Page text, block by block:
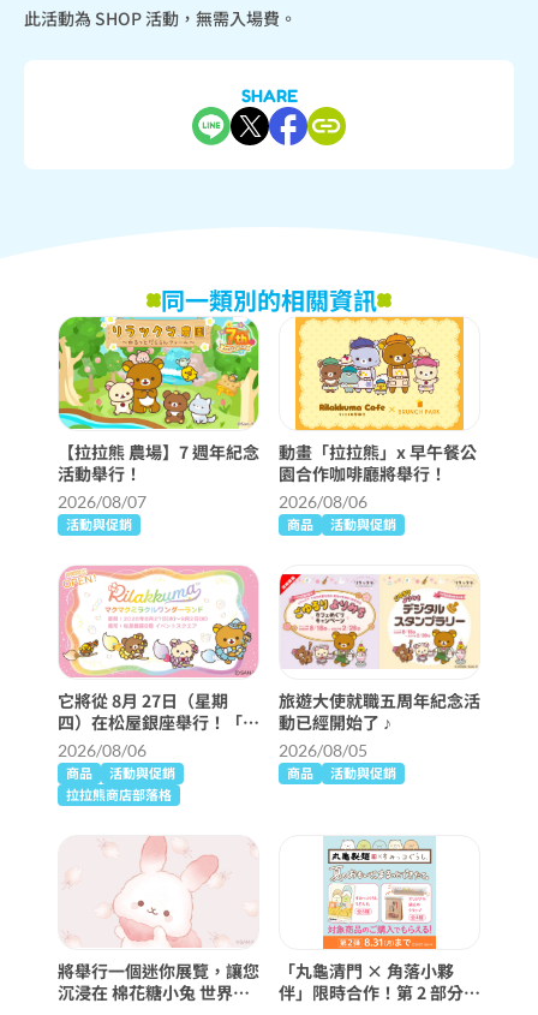
此活動為 SHOP 活動，無需入場費。
SHARE
同一類別的相關資訊
【拉拉熊 農場】7 週年紀念
活動舉行！
2026/08/07
活動與促銷
動畫「拉拉熊」x 早午餐公
園合作咖啡廳將舉行！
2026/08/06
商品 活動與促銷
它將從 8月 27日（星期
四）在松屋銀座舉行！「麥
克奇蹟仙境」詳細信息 ♪
2026/08/06
商品
活動與促銷
拉拉熊商店部落格
旅遊大使就職五周年紀念活
動已經開始了 ♪
2026/08/05
商品 活動與促銷
將舉行一個迷你展覽，讓您
沉浸在 棉花糖小兔 世界
「丸龜清門 × 角落小夥
伴」限時合作！第 2 部分已